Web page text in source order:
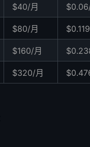
$40/月
$80/月
$160/月
$320/月